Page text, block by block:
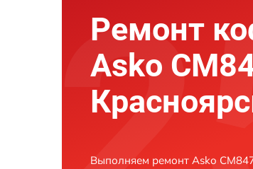
Ремонт
Asko
Выполняем ремонт Asko